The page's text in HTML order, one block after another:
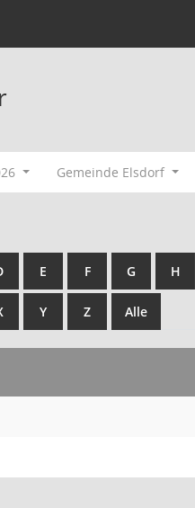
Gemeinde Elsdorf
E F G H
Y Z Alle